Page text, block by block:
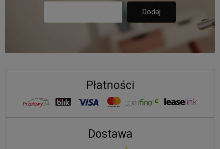
Płatności
Dostawa